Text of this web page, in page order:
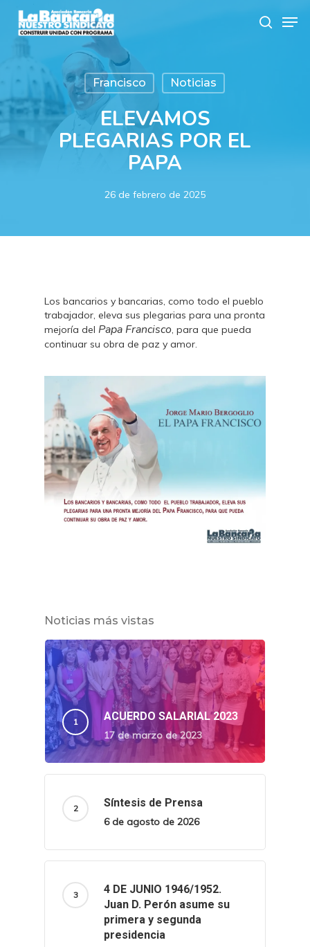
main
search
Francisco Noticias
ELEVAMOS
PLEGARIAS POR EL
PAPA
26 de febrero de 2025
Los bancarios y bancarias, como todo el pueblo
trabajador, eleva sus plegarias para una pronta
mejoría del Papa Francisco, para que pueda
continuar su obra de paz y amor.
Noticias más vistas
ACUERDO SALARIAL 2023
17 de marzo de 2023
Síntesis de Prensa
6 de agosto de 2026
4 DE JUNIO 1946/1952.
Juan D. Perón asume su
primera y segunda
presidencia